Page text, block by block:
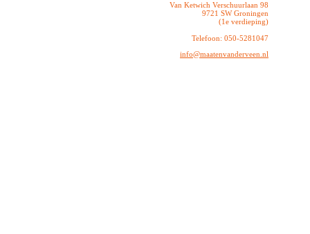
Van Ketwich Verschuurlaan 98
9721 SW Groningen
(1e verdieping)
Telefoon: 050-5281047
info@maatenvanderveen.nl